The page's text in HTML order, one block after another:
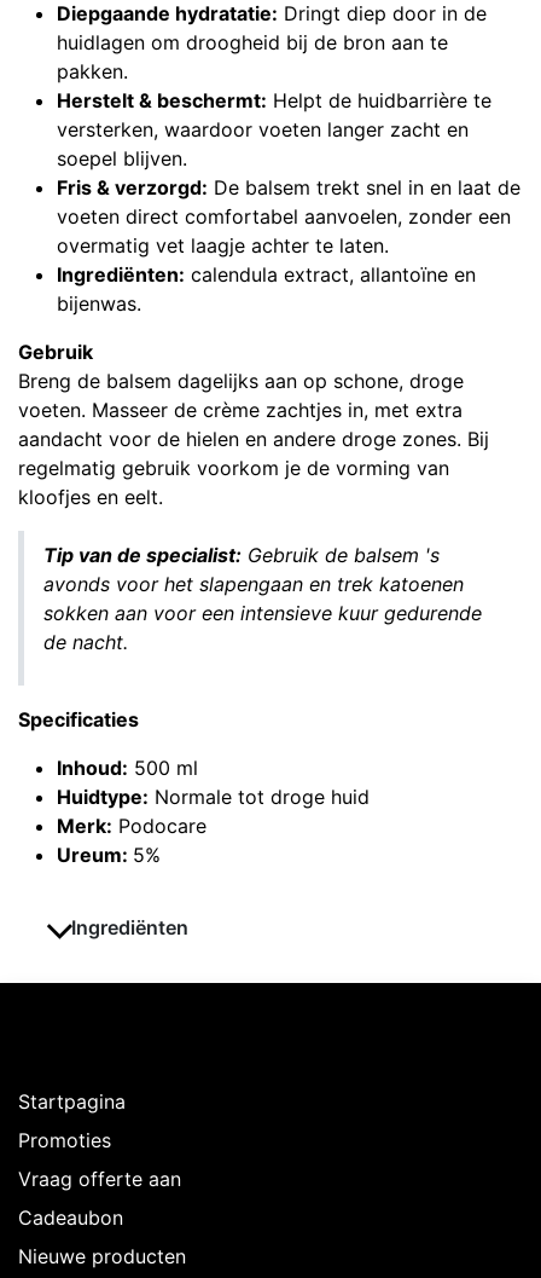
Diepgaande hydratatie: Dringt diep door in de
huidlagen om droogheid bij de bron aan te
pakken.
Herstelt & beschermt: Helpt de huidbarrière te
versterken, waardoor voeten langer zacht en
soepel blijven.
Fris & verzorgd: De balsem trekt snel in en laat de
voeten direct comfortabel aanvoelen, zonder een
overmatig vet laagje achter te laten.
Ingrediënten: calendula extract, allantoïne en
bijenwas.
Gebruik
Breng de balsem dagelijks aan op schone, droge
voeten. Masseer de crème zachtjes in, met extra
aandacht voor de hielen en andere droge zones. Bij
regelmatig gebruik voorkom je de vorming van
kloofjes en eelt.
Tip van de specialist: Gebruik de balsem 's
avonds voor het slapengaan en trek katoenen
sokken aan voor een intensieve kuur gedurende
de nacht.
Specificaties
Inhoud: 500 ml
Huidtype: Normale tot droge huid
Merk: Podocare
Ureum: 5%
Ingrediënten
Startpagina
Promoties
Vraag offerte aan
Cadeaubon
Nieuwe producten